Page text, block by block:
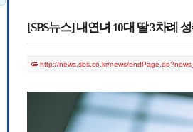
자격복원
[SBS뉴스] 내연녀 10대 딸 3차례
http://news.sbs.co.kr/news/